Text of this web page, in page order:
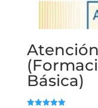
Básica)